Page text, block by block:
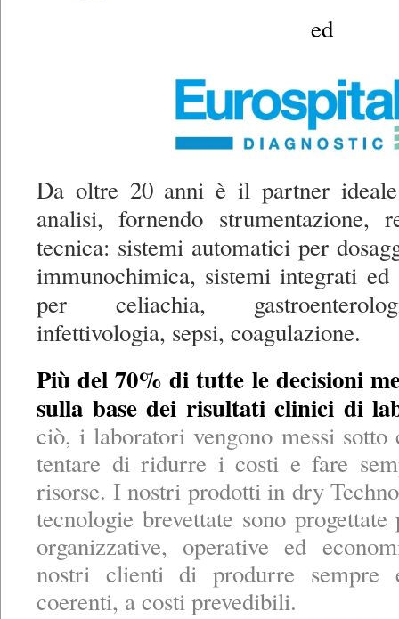
ed
Da oltre 20 anni è il partner
analisi, fornendo strumentazione,
tecnica: sistemi automatici per
immunochimica, sistemi integrati ed
per celiachia,
infettivologia, sepsi, coagulazione.
Più del 70% di tutte le decisioni
sulla base dei risultati clinici di
ciò, i laboratori vengono messi sotto
tentare di ridurre i costi e fare
risorse. I nostri prodotti in dry
tecnologie brevettate sono
organizzative, operative ed
nostri clienti di produrre sempre
coerenti, a costi prevedibili.